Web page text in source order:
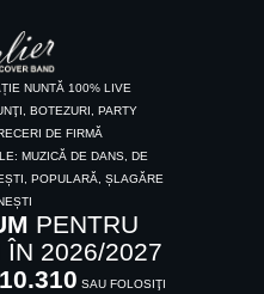
NUNTĂ 100% LIVE
BOTEZURI, PARTY
DE FIRMĂ
MUZICĂ DE DANS, DE
POPULARĂ, ȘLAGĂRE
PENTRU
ÎN 2026/2027
SAU FOLOSIŢI